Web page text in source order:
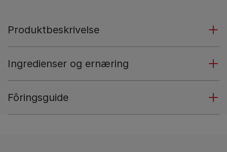
Produktbeskrivelse
Ingredienser og ernæring
Fôringsguide